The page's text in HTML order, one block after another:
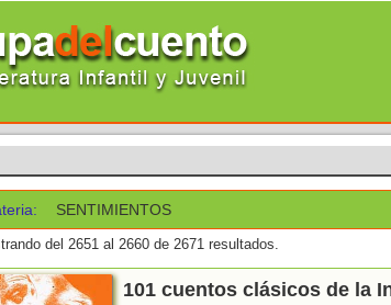
SENTIMIENTOS
del 2651 al 2660 de 2671 resultados.
101 cuentos clásicos de la